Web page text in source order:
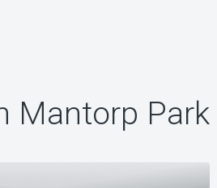
Mantorp Park